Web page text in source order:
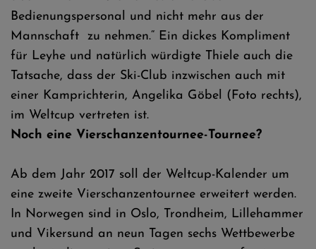
Bedienungspersonal und nicht mehr aus der
Mannschaft zu nehmen.“ Ein dickes Kompliment
für Leyhe und natürlich würdigte Thiele auch die
Tatsache, dass der Ski-Club inzwischen auch mit
einer Kamprichterin, Angelika Göbel (Foto rechts),
im Weltcup vertreten ist.
Noch eine Vierschanzentournee-Tournee?
Ab dem Jahr 2017 soll der Weltcup-Kalender um
eine zweite Vierschanzentournee erweitert werden.
In Norwegen sind in Oslo, Trondheim, Lillehammer
und Vikersund an neun Tagen sechs Wettbewerbe